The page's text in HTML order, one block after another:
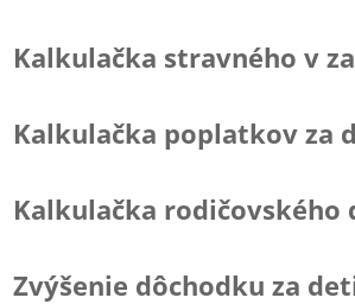
Kalkulačka stravného v
Kalkulačka poplatkov za
Kalkulačka rodičovského
Zvýšenie dôchodku za